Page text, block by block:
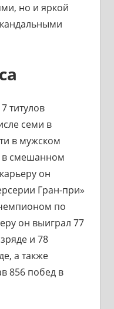
но и яркой
титулов
семи в
в мужском
в смешанном
он
Гран-при»
по
он выиграл 77
и 78
а также
856 побед в